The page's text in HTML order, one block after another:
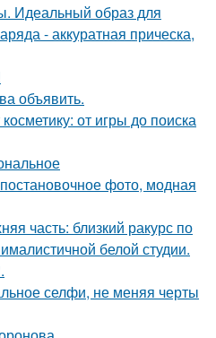
Идеальный образ для
- аккуратная прическа,
объявить.
от игры до поиска
фото, модная
часть: близкий ракурс по
белой студии.
селфи, не меняя черты